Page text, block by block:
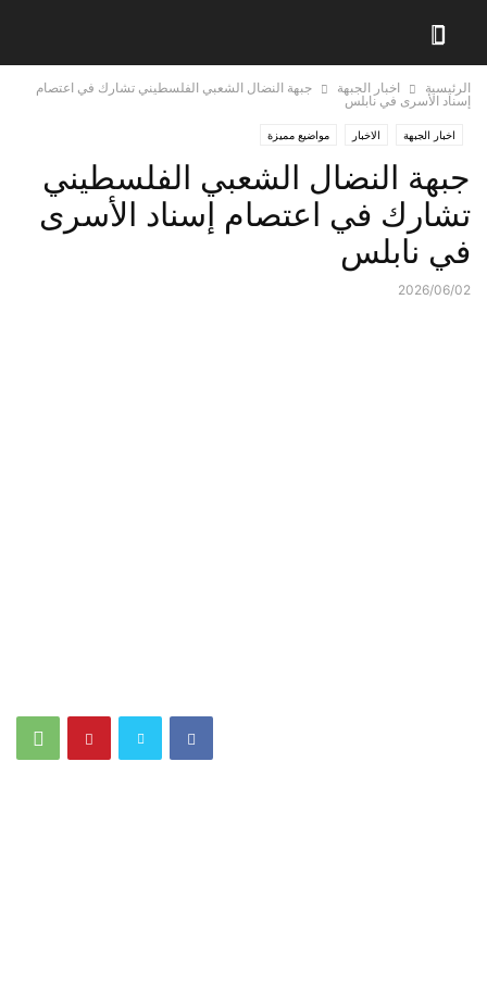
الرئيسية اخبار الجبهة
جبهة النضال الشعبي الفلسطيني تشارك في اعتصام
إسناد الأسرى في نابلس
اخبار الجبهة الاخبار مواضيع مميزة
جبهة النضال الشعبي الفلسطيني
تشارك في اعتصام إسناد الأسرى
في نابلس
2026/06/02